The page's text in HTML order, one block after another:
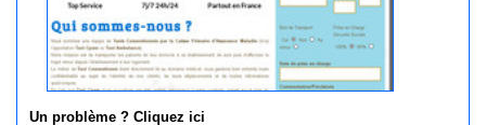
Un problème ? Cliquez ici